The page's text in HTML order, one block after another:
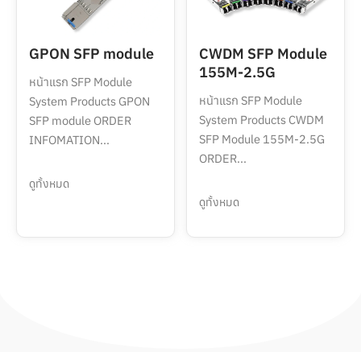
GPON SFP module
หน้าแรก SFP Module
System Products GPON
SFP module ORDER
INFOMATION...
ดูทั้งหมด
CWDM SFP Module
155M-2.5G
หน้าแรก SFP Module
System Products CWDM
SFP Module 155M-2.5G
ORDER...
ดูทั้งหมด